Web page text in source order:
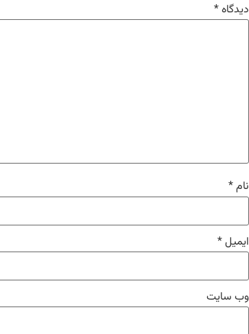
دیدگاه*
نام*
ایمیل*
وب‌ سایت